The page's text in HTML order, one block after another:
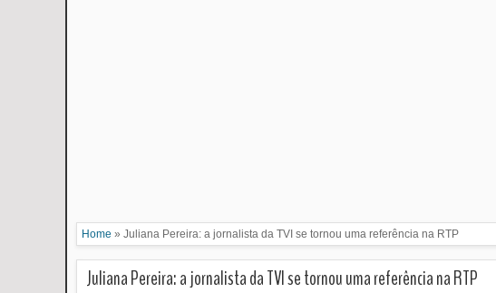
Home » Juliana Pereira: a jornalista da TVI se tornou uma referência na RTP
Juliana Pereira: a jornalista da TVI se tornou uma referência na RTP